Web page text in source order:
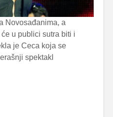
Novosađanima, a
u publici sutra biti i
je Ceca koja se
spektakl